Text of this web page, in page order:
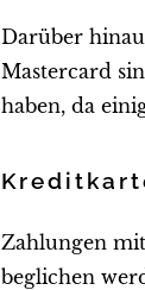
Darüber
Mastercard
haben, da
Zahlungen
beglichen